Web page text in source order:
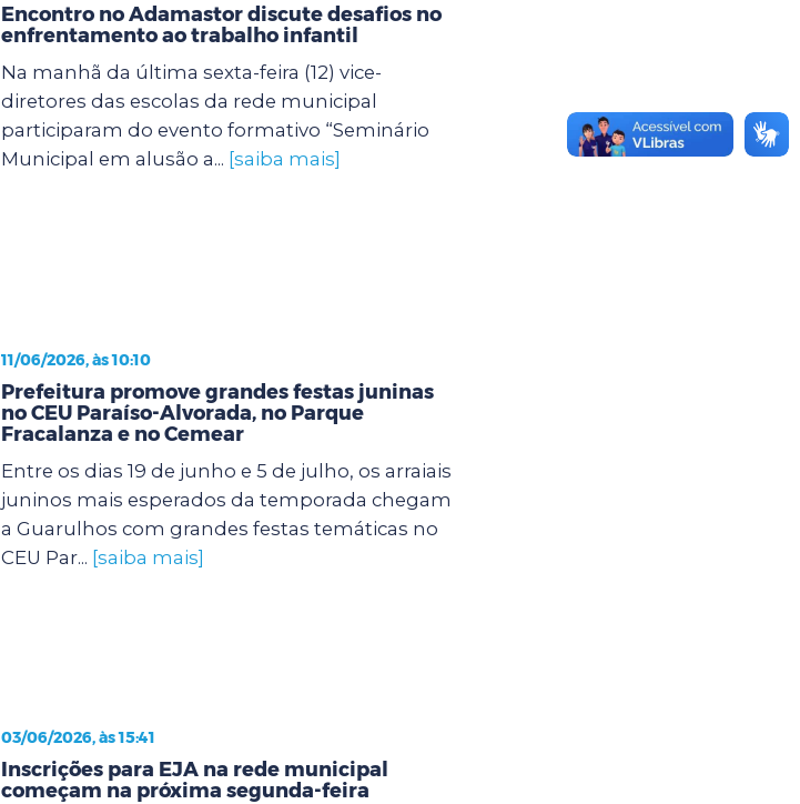
Encontro no Adamastor discute desafios no
enfrentamento ao trabalho infantil
Na manhã da última sexta-feira (12) vice-
diretores das escolas da rede municipal
participaram do evento formativo “Seminário
Municipal em alusão a... [saiba mais]
11/06/2026, às 10:10
Prefeitura promove grandes festas juninas
no CEU Paraíso-Alvorada, no Parque
Fracalanza e no Cemear
Entre os dias 19 de junho e 5 de julho, os arraiais
juninos mais esperados da temporada chegam
a Guarulhos com grandes festas temáticas no
CEU Par... [saiba mais]
03/06/2026, às 15:41
Inscrições para EJA na rede municipal
começam na próxima segunda-feira